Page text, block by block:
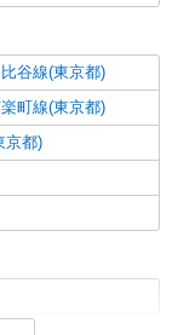
円」※月収例は一
を見る
NEW
円（内訳：時
谷線(東京都)
町線(東京都)
京都)